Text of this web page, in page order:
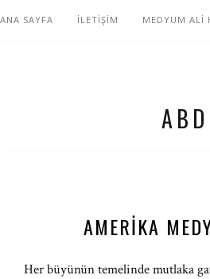
ANA SAYFA İLETİŞİM MEDYUM ALİ
AMERIKA
Her büyünün temelinde mutlaka